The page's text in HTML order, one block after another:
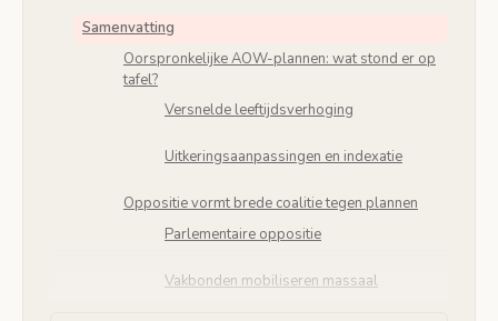
Samenvatting
Oorspronkelijke AOW-plannen: wat stond er op
tafel?
Versnelde leeftijdsverhoging
Uitkeringsaanpassingen en indexatie
Oppositie vormt brede coalitie tegen plannen
Parlementaire oppositie
Vakbonden mobiliseren massaal